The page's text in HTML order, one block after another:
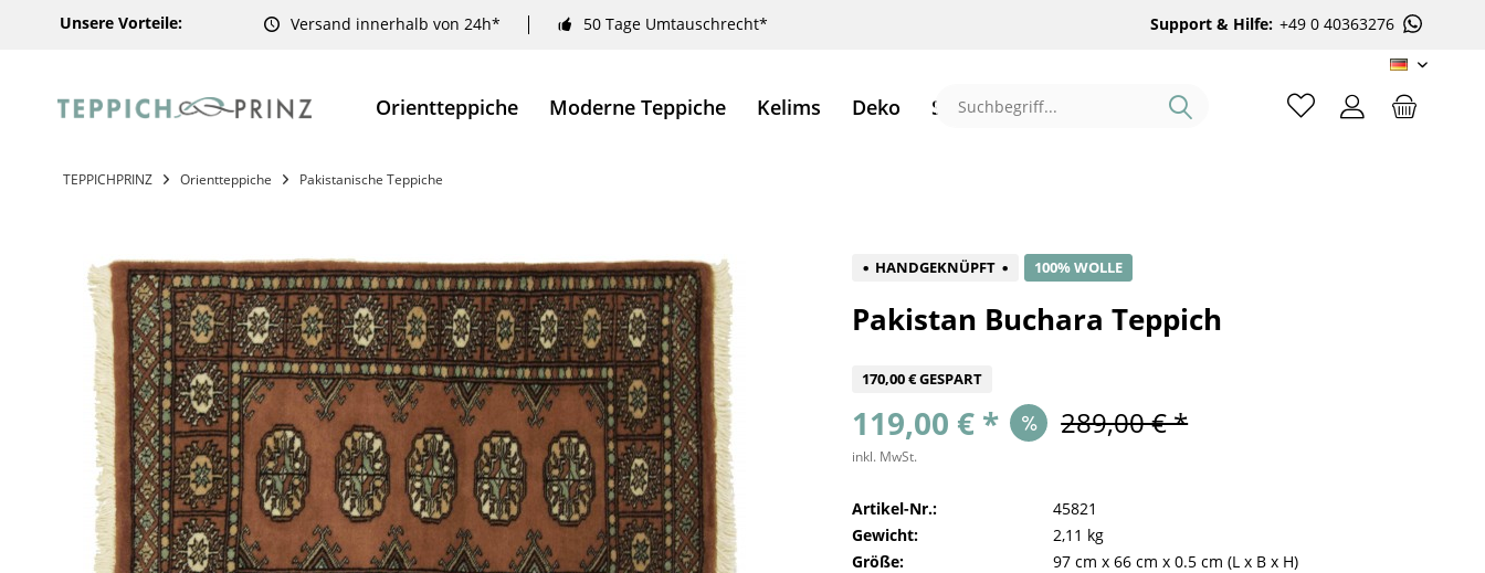
Unsere Vorteile: Versand innerhalb von 24h* 50 Tage Umtauschrecht* Support & Hilfe: +49 0 40363276
DE
Orientteppiche Moderne Teppiche Kelims Deko Sale %
TEPPICHPRINZ Orientteppiche Pakistanische Teppiche
HANDGEKNÜPFT 100% WOLLE
Pakistan Buchara Teppich
170,00 € GESPART
119,00 € * 289,00 € *
inkl. MwSt.
Artikel-Nr.:
45821
Gewicht:
2,11 kg
Größe:
97 cm x66 cm x0.5 cm (L x B x H)